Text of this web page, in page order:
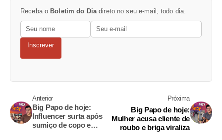
Receba o Boletim do Diadireto no seu e-mail, todo dia.
Inscrever
Anterior
Big Papo de hoje:
Influencer surta após
sumiço de copo e
Próxima
Big Papo de hoje:
Mulher acusa cliente de
roubo e briga viraliza